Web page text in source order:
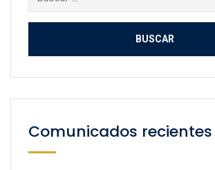
Comunicados recientes